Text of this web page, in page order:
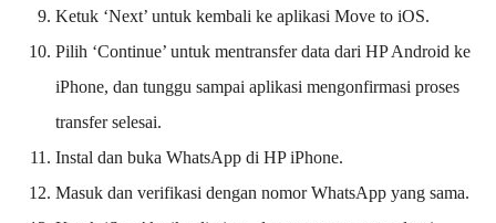
Ketuk ‘Next’ untuk kembali ke aplikasi Move to iOS.
Pilih ‘Continue’ untuk mentransfer data dari HP Android ke
iPhone, dan tunggu sampai aplikasi mengonfirmasi proses
transfer selesai.
Instal dan buka WhatsApp di HP iPhone.
Masuk dan verifikasi dengan nomor WhatsApp yang sama.